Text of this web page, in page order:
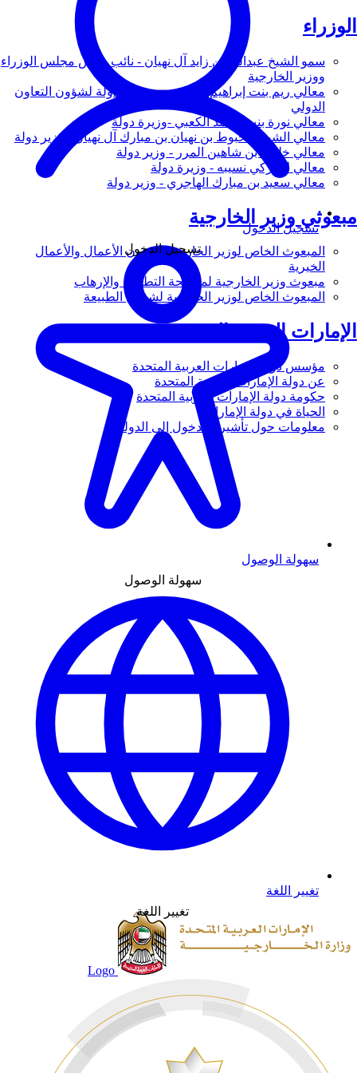
الوزراء
سمو الشيخ عبدالله بن زايد آل نهيان - نائب رئيس مجلس الوزراء
ووزير الخارجية
معالي ريم بنت إبراهيم الهاشمي - وزيرة دولة لشؤون التعاون
الدولي
معالي نورة بنت محمد الكعبي -وزيرة دولة
معالي الشيخ شخبوط بن نهيان بن مبارك آل نهيان - وزير دولة
معالي خليفة بن شاهين المرر - وزير دولة
معالي لانا زكي نسيبه - وزيرة دولة
معالي سعيد بن مبارك الهاجري - وزير دولة
مبعوثي وزير الخارجية
المبعوث الخاص لوزير الخارجية لشؤون الأعمال والأعمال
الخيرية
مبعوث وزير الخارجية لمكافحة التطرف والإرهاب
المبعوث الخاص لوزير الخارجية لشؤون الطبيعة
الإمارات العربية المتحدة
مؤسس دولة الإمارات العربية المتحدة
عن دولة الإمارات العربية المتحدة
حكومة دولة الإمارات العربية المتحدة
الحياة في دولة الإمارات
معلومات حول تأشيرة الدخول إلى الدولة
تسجيل الدخول
تسجيل الدخول
سهولة الوصول
سهولة الوصول
تغيير اللغة
تغيير اللغة
Logo